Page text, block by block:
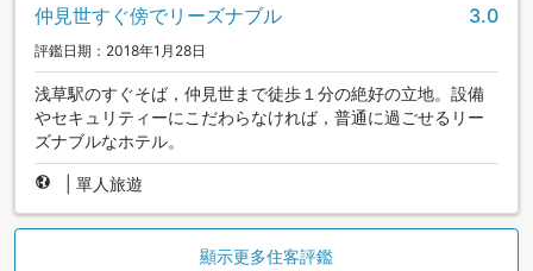
仲見世すぐ傍でリーズナブル 3.0
評鑑日期：2018年1月28日
浅草駅のすぐそば，仲見世まで徒歩１分の絶好の立地。設備
やセキュリティーにこだわらなければ，普通に過ごせるリー
ズナブルなホテル。
單人旅遊
顯示更多住客評鑑